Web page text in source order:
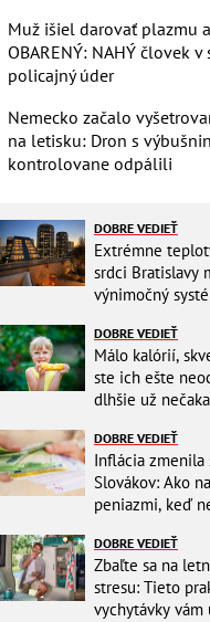
Muž išiel darovať plazmu
OBARENÝ: NAHÝ človek
policajný úder
Nemecko začalo
na letisku: Dron s
kontrolovane odpálili
DOBRE VEDIEŤ
Extrémne
srdci Bratislavy
výnimočný
DOBRE VEDIEŤ
Málo kalórií,
ste ich ešte
dlhšie už
DOBRE VEDIEŤ
Inflácia zmenila
Slovákov: Ako
peniazmi, keď
DOBRE VEDIEŤ
Zbaľte sa na
stresu: Tieto
vychytávky vám